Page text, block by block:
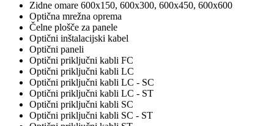
Zidne omare 600x150, 600x300, 600x450, 600x600
Optična mrežna oprema
Čelne plošče za panele
Optični inštalacijski kabel
Optični paneli
Optični priključni kabli FC
Optični priključni kabli LC
Optični priključni kabli LC - SC
Optični priključni kabli LC - ST
Optični priključni kabli SC
Optični priključni kabli SC - ST